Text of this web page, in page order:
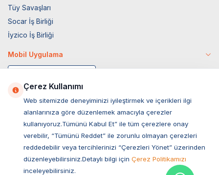
Tüy Savaşları
Socar İş Birliği
İyzico İş Birliği
Mobil Uygulama
Müşteri Hizmetleri
Çerez Kullanımı
Web sitemizde deneyiminizi iyileştirmek ve içerikleri ilgi
alanlarınıza göre düzenlemek amacıyla çerezler
kullanıyoruz.Tümünü Kabul Et” ile tüm çerezlere onay
verebilir, “Tümünü Reddet” ile zorunlu olmayan çerezleri
reddedebilir veya tercihlerinizi “Çerezleri Yönet” üzerinden
düzenleyebilirsiniz.Detaylı bilgi için Çerez Politikamızı
inceleyebilirsiniz.